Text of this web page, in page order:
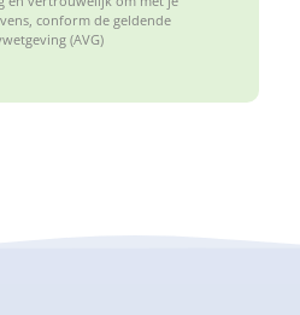
conform de geldende
(AVG)